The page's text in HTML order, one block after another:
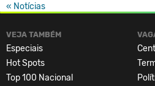
« Notícias
VEJA TAMBÉM
Especiais
Hot Spots
Top 100 Nacional